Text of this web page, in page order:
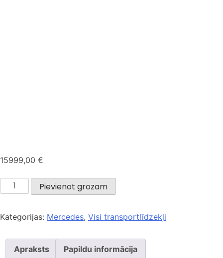
15999,00 €
Pievienot grozam
Kategorijas: Mercedes, Visi transportlīdzekļi
Apraksts Papildu informācija